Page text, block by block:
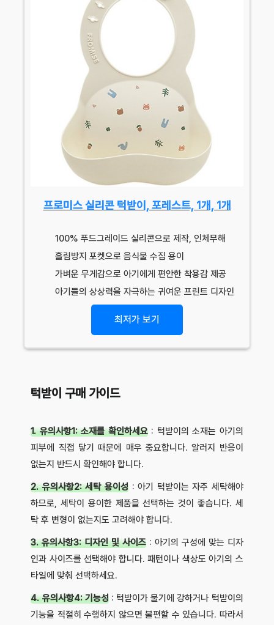
프로미스 실리콘 턱받이, 포레스트, 1개, 1개
100% 푸드그레이드 실리콘으로 제작, 인체무해
흘림방지 포켓으로 음식물 수집 용이
가벼운 무게감으로 아기에게 편안한 착용감 제공
아기들의 상상력을 자극하는 귀여운 프린트 디자인
최저가 보기
턱받이 구매 가이드
1. 유의사항1: 소재를 확인하세요: 턱받이의 소재는 아기의
피부에 직접 닿기 때문에 매우 중요합니다. 알러지 반응이
없는지 반드시 확인해야 합니다.
2. 유의사항2: 세탁 용이성: 아기 턱받이는 자주 세탁해야
하므로, 세탁이 용이한 제품을 선택하는 것이 좋습니다. 세
탁 후 변형이 없는지도 고려해야 합니다.
3. 유의사항3: 디자인 및 사이즈 : 아기의 구성에 맞는 디자
인과 사이즈를 선택해야 합니다. 패턴이나 색상도 아기의 스
타일에 맞춰 선택하세요.
4. 유의사항4: 기능성: 턱받이가 물기에 강하거나 턱받이의
기능을 적절히 수행하지 않으면 불편할 수 있습니다. 따라서